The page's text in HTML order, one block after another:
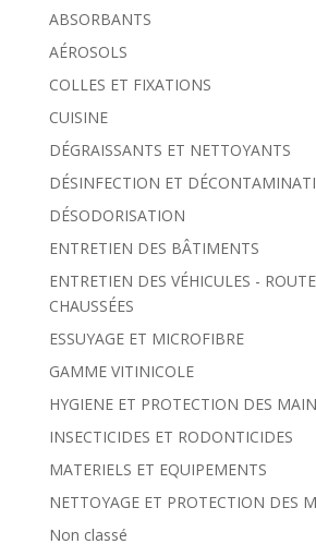
ABSORBANTS
AÉROSOLS
COLLES ET FIXATIONS
CUISINE
DÉGRAISSANTS ET NETTOYANTS
DÉSINFECTION ET
DÉSODORISATION
ENTRETIEN DES BÂTIMENTS
ENTRETIEN DES VÉHICULES -
CHAUSSÉES
ESSUYAGE ET MICROFIBRE
GAMME VITINICOLE
HYGIENE ET PROTECTION DES
INSECTICIDES ET RODONTICIDES
MATERIELS ET EQUIPEMENTS
NETTOYAGE ET PROTECTION DES
Non classé